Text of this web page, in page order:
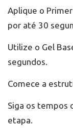
Aplique o
por até 30
Utilize o Gel
segundos.
Comece a
Siga os tempos
etapa.